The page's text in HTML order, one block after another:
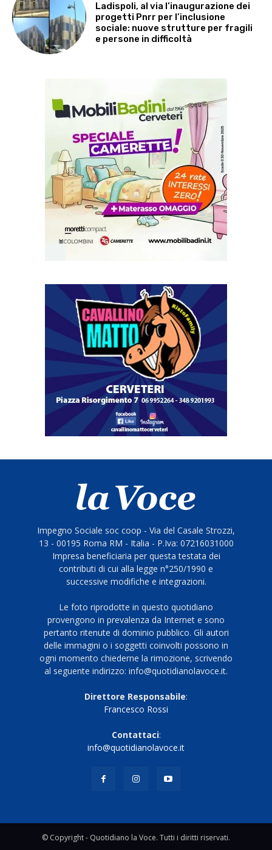
Ladispoli, al via l’inaugurazione dei
progetti Pnrr per l’inclusione
sociale: nuove strutture per fragili
e persone in difficoltà
Impegno Sociale soc coop - Via del Casale Strozzi,
13 - 00195 Roma RM - Italia - P.Iva: 07216031000
Impresa beneficiaria per questa testata dei
contributi di cui alla legge n°250/1990 e
successive modifiche e integrazioni.
Le foto riprodotte in questo quotidiano
provengono in prevalenza da Internet e sono
pertanto ritenute di dominio pubblico. Gli autori
delle immagini o i soggetti coinvolti possono in
ogni momento chiederne la rimozione, scrivendo
al seguente indirizzo: info@quotidianolavoce.it.
Direttore Responsabile:
Francesco Rossi
Contattaci:
info@quotidianolavoce.it
© Copyright - Quotidiano la Voce. Tutti i diritti riservati.